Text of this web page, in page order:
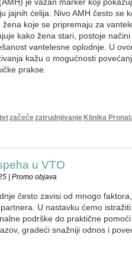
jajnih ćelija. Nivo AMH često se
koje se pripremaju za
kako žena stari, postoje
vantelesne oplodnje. U
kažu o mogućnosti
prakse.
začećezatrudnjivanje Klinika
u VTO
| Promo objava
često zavisi od mnogo
U nastavku ćemo
podrške do praktične
gradeći snažniji odnos i